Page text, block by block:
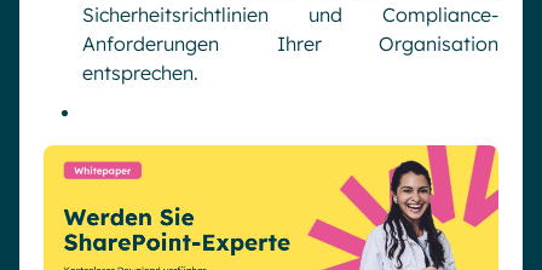
Sicherheitsrichtlinien und Compliance-
Anforderungen Ihrer Organisation
entsprechen.